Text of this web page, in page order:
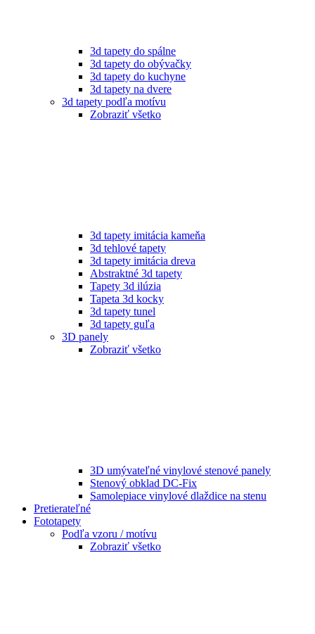
3d tapety do spálne
3d tapety do obývačky
3d tapety do kuchyne
3d tapety na dvere
3d tapety podľa motívu
Zobraziť všetko
3d tapety imitácia kameňa
3d tehlové tapety
3d tapety imitácia dreva
Abstraktné 3d tapety
Tapety 3d ilúzia
Tapeta 3d kocky
3d tapety tunel
3d tapety guľa
3D panely
Zobraziť všetko
3D umývateľné vinylové stenové panely
Stenový obklad DC-Fix
Samolepiace vinylové dlaždice na stenu
Pretierateľné
Fototapety
Podľa vzoru / motívu
Zobraziť všetko